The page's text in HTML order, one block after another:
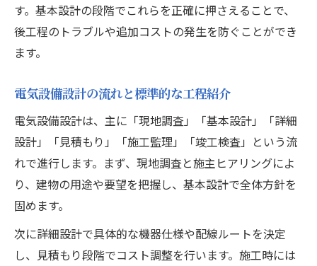
電気設備設計業務の流れと役割分担の実際
効率的なコスト計画で設備設計を進める方法
術
電気設備設計とコスト削減を両立させる工
夫
電気設備設計の費用調整で気をつけたい点
電気設備設計の契約条件確認でトラブル防
す。基本設計の段階でこれらを正確に押さえることで、
後工程のトラブルや追加コストの発生を防ぐことができ
ます。
電気設備設計の流れと標準的な工程紹介
電気設備設計は、主に「現地調査」「基本設計」「詳細
設計」「見積もり」「施工監理」「竣工検査」という流
れで進行します。まず、現地調査と施主ヒアリングによ
り、建物の用途や要望を把握し、基本設計で全体方針を
固めます。
次に詳細設計で具体的な機器仕様や配線ルートを決定
し、見積もり段階でコスト調整を行います。施工時には